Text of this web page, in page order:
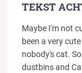
TEKST
Maybe I'm not
been a very
nobody's cat.
dustbins and